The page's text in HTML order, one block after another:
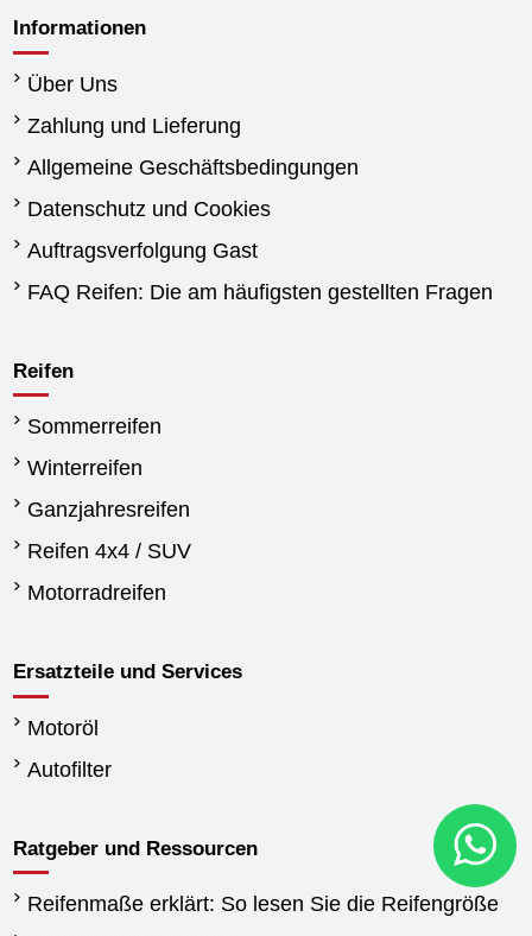
Informationen
Über Uns
Zahlung und Lieferung
Allgemeine Geschäftsbedingungen
Datenschutz und Cookies
Auftragsverfolgung Gast
FAQ Reifen: Die am häufigsten gestellten Fragen
Reifen
Sommerreifen
Winterreifen
Ganzjahresreifen
Reifen 4x4 / SUV
Motorradreifen
Ersatzteile und Services
Motoröl
Autofilter
Ratgeber und Ressourcen
Reifenmaße erklärt: So lesen Sie die Reifengröße